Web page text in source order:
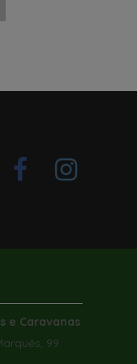
e Caravanas
99